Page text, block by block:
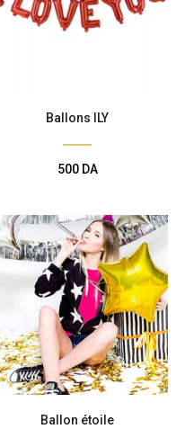
Ballons ILY
500 DA
Ballon étoile